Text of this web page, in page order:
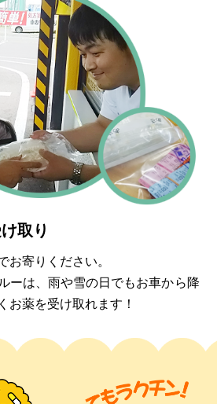
取り
お寄りください。
ーは、雨や雪の日でもお車から降
お薬を受け取れます！